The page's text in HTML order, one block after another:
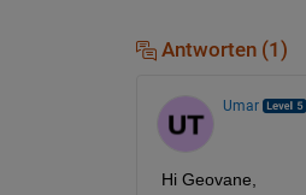
Antworten (1)
Umar
Hi Geovane,